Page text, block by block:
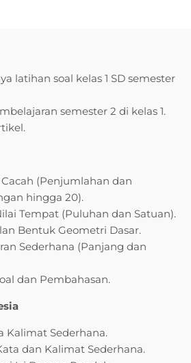
latihan soal kelas 1 SD semester
semester 2 di kelas 1.
(Penjumlahan dan
hingga 20).
Tempat (Puluhan dan Satuan).
Bentuk Geometri Dasar.
Sederhana (Panjang dan
dan Pembahasan.
Kalimat Sederhana.
dan Kalimat Sederhana.